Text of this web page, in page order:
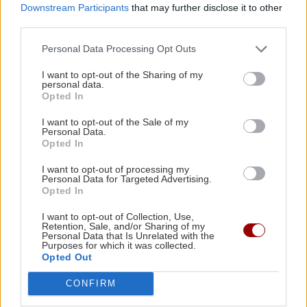
Downstream Participants that may further disclose it to other
Personal Data Processing Opt Outs
I want to opt-out of the Sharing of my
personal data.
Opted In
I want to opt-out of the Sale of my
Personal Data.
Opted In
I want to opt-out of processing my
Personal Data for Targeted Advertising.
Opted In
I want to opt-out of Collection, Use,
Retention, Sale, and/or Sharing of my
Personal Data that Is Unrelated with the
Purposes for which it was collected.
Opted Out
CONFIRM
21:53
ΥΓΕΙΑ
Αυτά τα φρούτα επιλέγουν 4 ενδοκρινολόγοι
Πλύσιμο των ποδιών με αλάτι και ελαιόλαδο:
Γιατί ειδικοί το συνιστούν και σε τι χρησιμεύει
ΚΟΣΜΟΣ
αξέχαστο (εικόνες)
ΚΟΣΜΟΣ
Ιταλία: Τα ελαιοτριβεία ενώνονται να
αντιμετωπίσουν την κρίση
Πώς θα καταλάβεις ότι ένας
άνθρωπος δεν μπήκε τυχαία στη ζωή
σου
ΣΧΕΣΕΙΣ ΚΑΙ SEX
Μικρές αλλαγές που μπορούν να
φέρουν ξανά τη σπίθα στη σχέση σου
GOSSIP - LIFESTYLE